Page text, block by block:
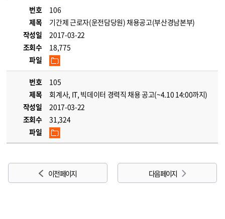
번호
106
제목
기간제 근로자(운전담당원) 채용공고(부산경남본부)
작성일
2017-03-22
조회수
18,775
파일
번호
105
제목
회계사, IT, 빅데이터 경력직 채용 공고(~4.10 14:00까지)
작성일
2017-03-22
조회수
31,324
파일
이전 페이지 다음 페이지